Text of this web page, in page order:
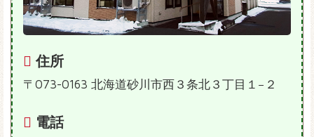
住所
〒073-0163 北海道砂川市西３条北３丁目１−２
電話